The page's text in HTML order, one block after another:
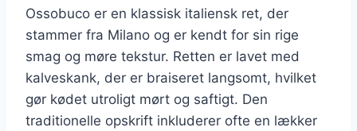
Ossobuco er en klassisk italiensk ret, der
stammer fra Milano og er kendt for sin rige
smag og møre tekstur. Retten er lavet med
kalveskank, der er braiseret langsomt, hvilket
gør kødet utroligt mørt og saftigt. Den
traditionelle opskrift inkluderer ofte en lækker